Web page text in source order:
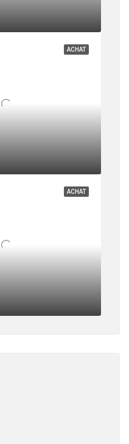
ACHAT
ACHAT